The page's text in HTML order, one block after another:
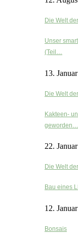
Die Welt
Unser
(Teil…
13.
Die Welt
Kakteen-
geworden…
22.
Die Welt
Bau eines
12.
Bonsais